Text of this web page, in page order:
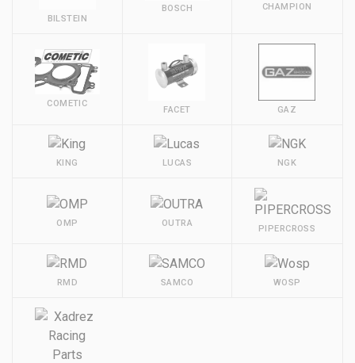
BILSTEIN
BOSCH CHAMPION
COMETIC
FACET GAZ
KING LUCAS NGK
OMP OUTRA
PIPERCROSS
RMD SAMCO WOSP